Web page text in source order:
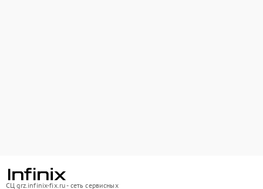
СЦ grz.infinix-fix.ru - сеть сервисных